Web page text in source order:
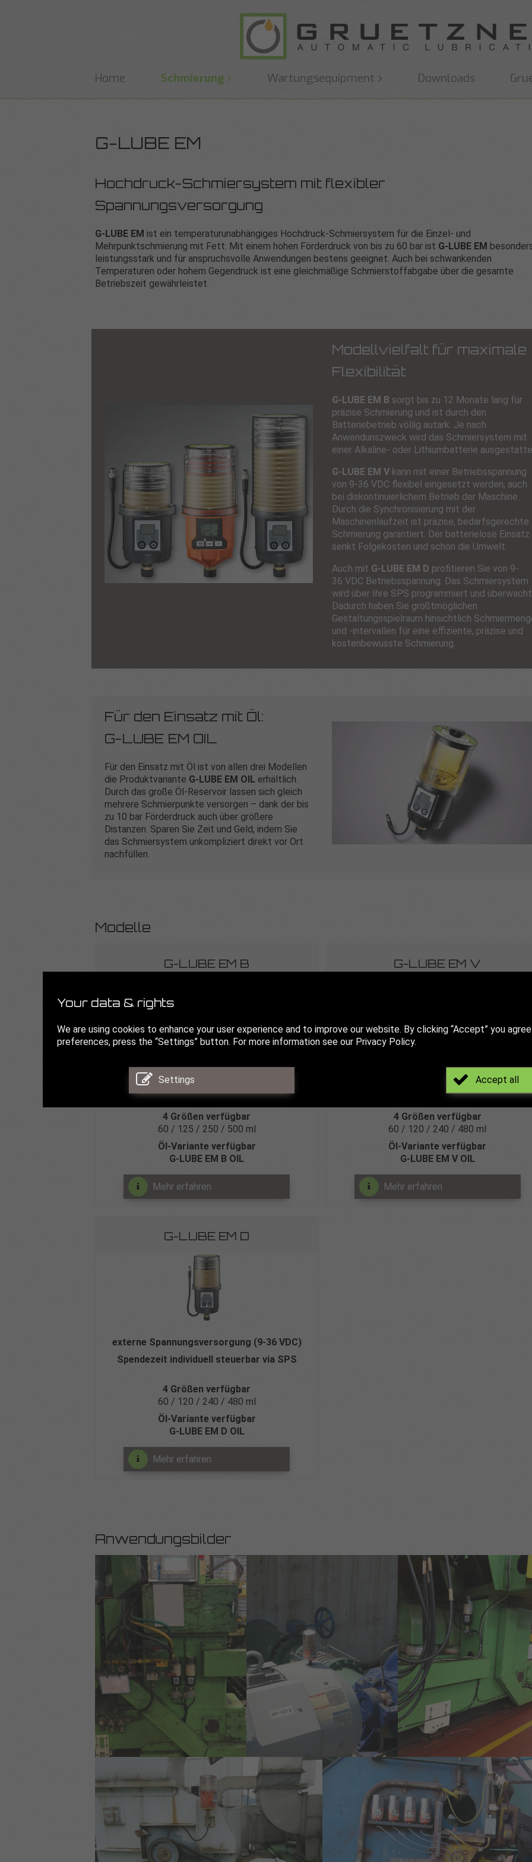
Home Schmierung Wartungsequipment Downloads
G-LUBE EM
Hochdruck-Schmiersystem mit flexibler
Spannungsversorgung
G-LUBE EM ist ein temperaturunabhängiges Hochdruck-Schmiersystem für die Einzel- und
Mehrpunktschmierung mit Fett. Mit einem hohen Förderdruck von bis zu 60 bar ist G-LUBE EM
leistungsstark und für anspruchsvolle Anwendungen bestens geeignet. Auch bei schwankenden
Temperaturen oder hohem Gegendruck ist eine gleichmäßige Schmierstoffabgabe über die gesamte
Betriebszeit gewährleistet.
Modellvielfalt für maximale
Flexibilität
G‑LUBE EM B sorgt bis zu 12 Monate lang für
präzise Schmierung und ist durch den
Batteriebetrieb völlig autark. Je nach
Anwendunszweck wird das Schmiersystem mit
einer Alkaline- oder Lithiumbatterie
G‑LUBE EM Vkann mit einer Betriebsspannung
von 9-36 VDC flexibel eingesetzt werden, auch
bei diskontinuierlichem Betrieb der Maschine.
Durch die Synchronisierung mit der
Maschinenlaufzeit ist präzise, bedarfsgerechte
Schmierung garantiert. Der batterielose Einsatz
senkt Folgekosten und schon die Umwelt.
Auch mit G‑LUBE EM D profitieren Sie von 9-
36 VDC Betriebsspannung. Das Schmiersystem
wird über Ihre SPS programmiert und
Dadurch haben Sie größtmöglichen
Gestaltungsspielraum hinsichtlich
und -intervallen für eine effiziente, präzise und
kostenbewusste Schmierung.
Für den Einsatz mit Öl:
G-LUBE EM OIL
Für den Einsatz mit Öl ist von allen drei Modellen
die Produktvariante G‑LUBE EM OIL erhältlich.
Durch das große Öl-Reservoir lassen sich gleich
mehrere Schmierpunkte versorgen – dank der bis
zu 10 bar Förderdruck auch über größere
Distanzen. Sparen Sie Zeit und Geld, indem Sie
das Schmiersystem unkompliziert direkt vor Ort
nachfüllen.
Modelle
G-LUBE EM B
batteriebetrieben
Spendezeit 1-12 Monate
4 Größen verfügbar
60 / 125 / 250 / 500 ml
Öl-Variante verfügbar
G‑LUBE EM B OIL
Mehr erfahren
G-LUBE EM V
externe Spannungsversorgung (9-36 VDC)
Spendezeit 1-12 Monate
diskontinuierlicher Betrieb möglich
4 Größen verfügbar
60 / 120 / 240 / 480 ml
Öl-Variante verfügbar
G‑LUBE EM V OIL
Mehr erfahren
G-LUBE EM D
externe Spannungsversorgung (9-36 VDC)
Spendezeit individuell steuerbar via SPS
4 Größen verfügbar
60 / 120 / 240 / 480 ml
Öl-Variante verfügbar
G‑LUBE EM D OIL
Mehr erfahren
Anwendungsbilder
Your data & rights
We are using cookies to enhance your user experience and to improve our website. By clicking “Accept” you
preferences, press the “Settings” button. For more information see our Privacy Policy.
Settings Accept all